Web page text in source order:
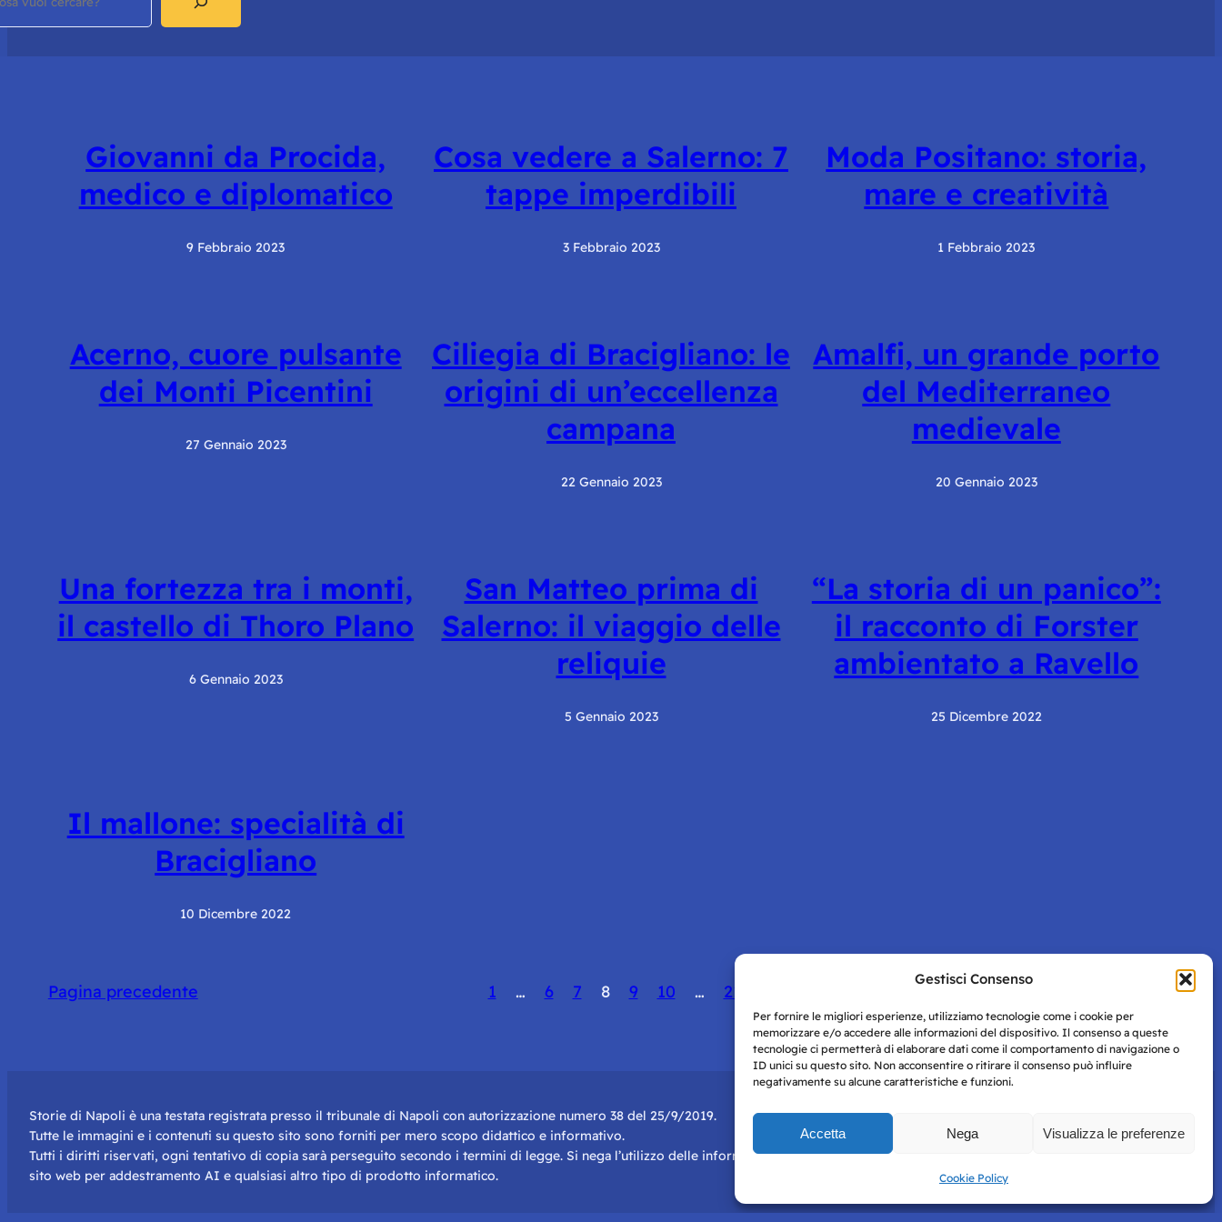
Gestisci Consenso
Per fornire le migliori esperienze, utilizziamo tecnologie come i cookie per
memorizzare e/o accedere alle informazioni del dispositivo. Il consenso a queste
tecnologie ci permetterà di elaborare dati come il comportamento di navigazione o
ID unici su questo sito. Non acconsentire o ritirare il consenso può influire
negativamente su alcune caratteristiche e funzioni.
Accetta Nega Visualizza le preferenze
Cookie Policy
Giovanni da Procida,
medico e diplomatico
9 Febbraio 2023
Cosa vedere a Salerno: 7
tappe imperdibili
3 Febbraio 2023
Moda Positano: storia,
mare e creatività
1 Febbraio 2023
Acerno, cuore pulsante
dei Monti Picentini
27 Gennaio 2023
Ciliegia di Bracigliano: le
origini di un’eccellenza
campana
22 Gennaio 2023
Amalfi, un grande porto
del Mediterraneo
medievale
20 Gennaio 2023
Una fortezza tra i monti,
il castello di Thoro Plano
6 Gennaio 2023
San Matteo prima di
Salerno: il viaggio delle
reliquie
5 Gennaio 2023
“La storia di un panico”:
il racconto di Forster
ambientato a Ravello
25 Dicembre 2022
Il mallone: specialità di
Bracigliano
10 Dicembre 2022
Pagina precedente 1 … 6 7 8 9 10 … 21
Storie di Napoli è una testata registrata presso il tribunale di Napoli con autorizzazione numero 38 del 25/9/2019.
Tutte le immagini e i contenuti su questo sito sono forniti per mero scopo didattico e informativo.
Tutti i diritti riservati, ogni tentativo di copia sarà perseguito secondo i termini di legge. Si nega l’utilizzo delle informazioni in questo
sito web per addestramento AI e qualsiasi altro tipo di prodotto informatico.
Policy